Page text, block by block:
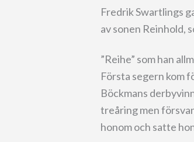
Fredrik Swartlings
av sonen Reinhold,
”Reihe” som han
Första segern kom
Böckmans
treåring men
honom och satte